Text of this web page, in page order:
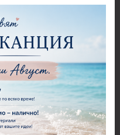
Панделки 1,00 см
Панделки 2,00 см
Панделки 3,00 см
Панделки 4,00 см
Панделки - други
Панделки - с надпис
Дантели